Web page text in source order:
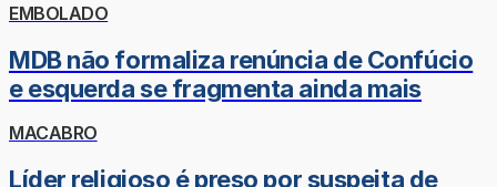
EMBOLADO
MDB não formaliza renúncia de Confúcio
e esquerda se fragmenta ainda mais
MACABRO
Líder religioso é preso por suspeita de